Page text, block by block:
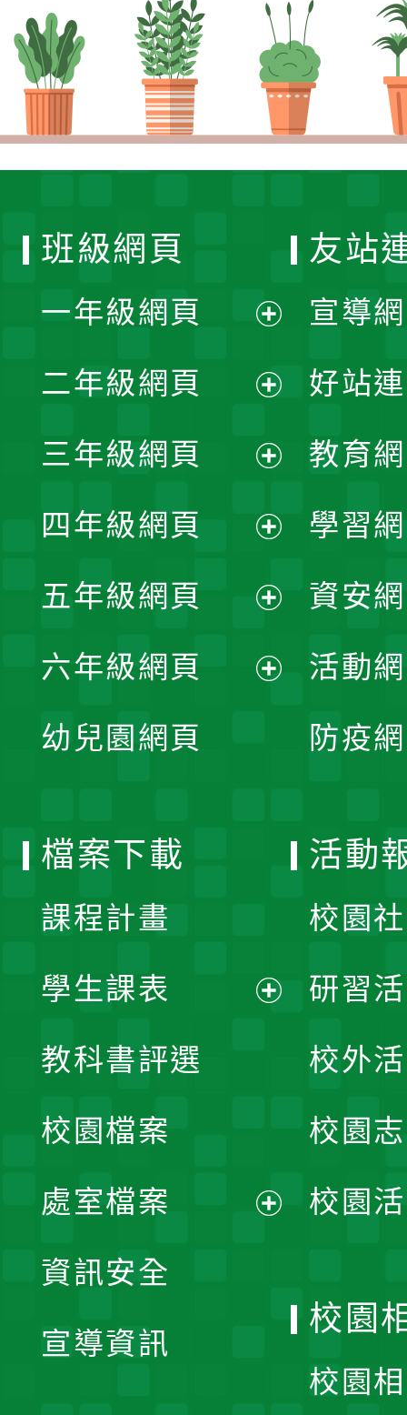
班級網頁
一年級網頁
開
選
單
二年級網頁
開
選
單
三年級網頁
開
選
單
四年級網頁
開
選
五年級網頁
開
六年級網頁
幼兒園網頁
友站
宣導
好站
教育
學習
資安
活動
防疫
檔案下載
課程計畫
學生課表
單
教科書評選
校園檔案
處室檔案
資訊安全
宣導資訊
活動
校園
研習
校外
校園
校園
校園
校園